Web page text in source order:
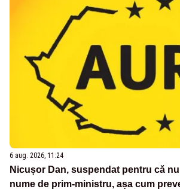
6 aug. 2026, 11:24
Nicușor Dan, suspendat pentru că
nume de prim-ministru, așa cum